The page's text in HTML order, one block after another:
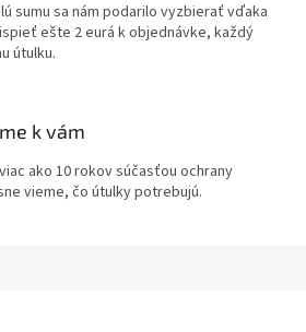
sumu sa nám podarilo vyzbierať vďaka
ešte 2 eurá k objednávke, každý
útulku.
k vám
ako 10 rokov súčasťou ochrany
vieme, čo útulky potrebujú.